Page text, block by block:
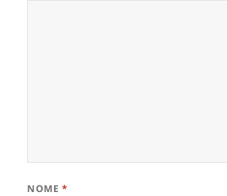
NOME *